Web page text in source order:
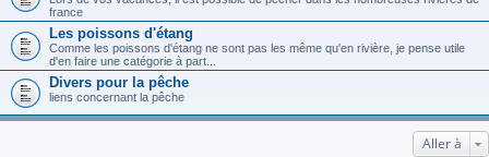
france
Les poissons d'étang
Comme les poissons d'étang ne sont pas les même qu'en rivière, je pense utile
d'en faire une catégorie à part...
Divers pour la pêche
liens concernant la pêche
Aller à